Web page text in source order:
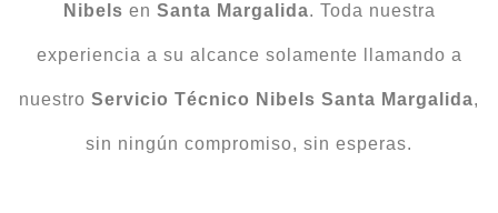
Nibels en Santa Margalida. Toda nuestra
experiencia a su alcance solamente llamando a
nuestro Servicio Técnico Nibels Santa Margalida,
sin ningún compromiso, sin esperas.